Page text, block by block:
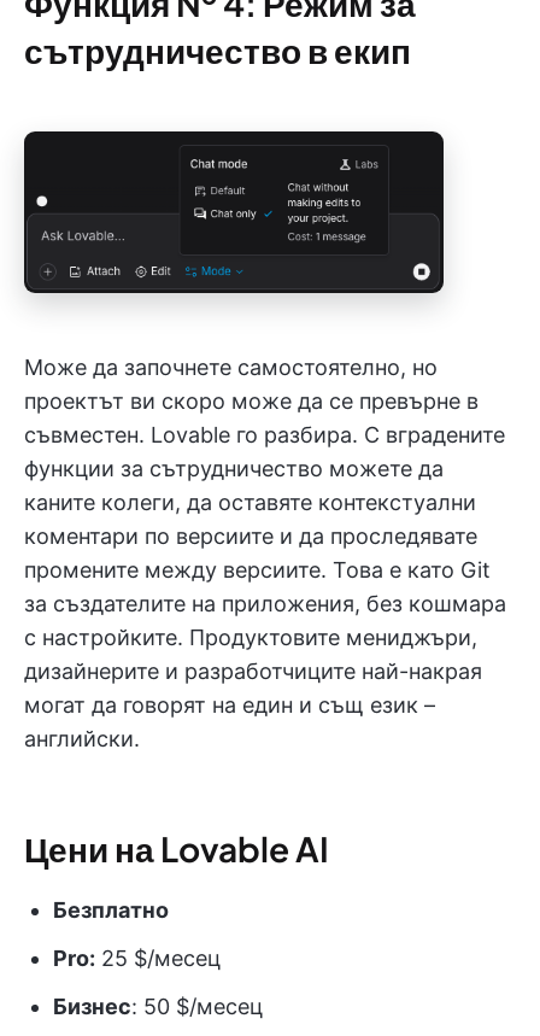
сътрудничество в екип
Може да започнете самостоятелно, но
проектът ви скоро може да се превърне в
съвместен. Lovable го разбира. С вградените
функции за сътрудничество можете да
каните колеги, да оставяте контекстуални
коментари по версиите и да проследявате
промените между версиите. Това е като Git
за създателите на приложения, без кошмара
с настройките. Продуктовите мениджъри,
дизайнерите и разработчиците най-накрая
могат да говорят на един и същ език –
английски.
Цени на Lovable AI
Безплатно
Pro: 25 $/месец
Бизнес: 50 $/месец